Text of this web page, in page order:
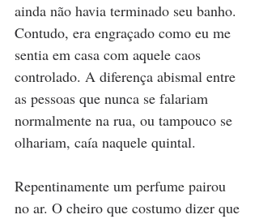
ainda não havia terminado seu banho.
Contudo, era engraçado como eu me
sentia em casa com aquele caos
controlado. A diferença abismal entre
as pessoas que nunca se falariam
normalmente na rua, ou tampouco se
olhariam, caía naquele quintal.
Repentinamente um perfume pairou
no ar. O cheiro que costumo dizer que